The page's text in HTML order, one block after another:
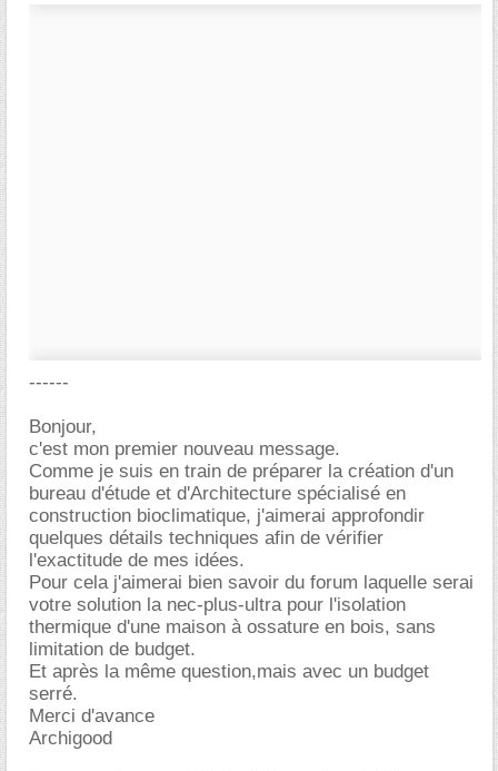
------
Bonjour,
c'est mon premier nouveau message.
Comme je suis en train de préparer la création d'un
bureau d'étude et d'Architecture spécialisé en
construction bioclimatique, j'aimerai approfondir
quelques détails techniques afin de vérifier
l'exactitude de mes idées.
Pour cela j'aimerai bien savoir du forum laquelle serai
votre solution la nec-plus-ultra pour l'isolation
thermique d'une maison à ossature en bois, sans
limitation de budget.
Et après la même question,mais avec un budget
serré.
Merci d'avance
Archigood